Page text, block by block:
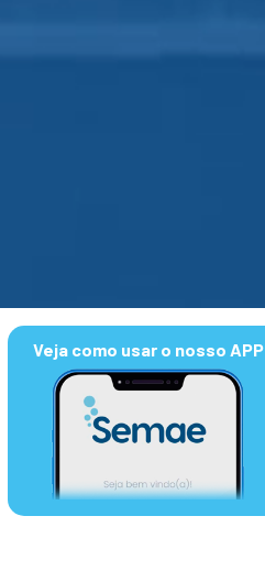
Veja como usar o nosso APP